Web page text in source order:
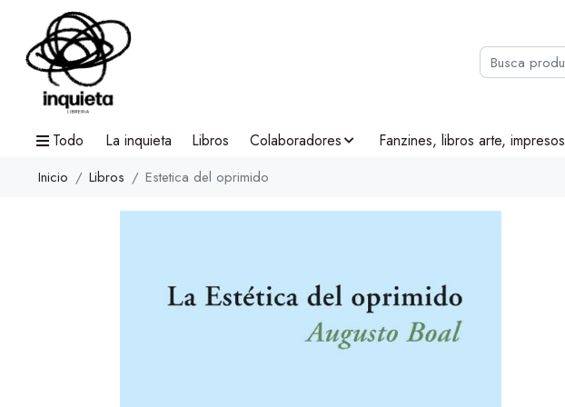
Todo La inquieta Libros Colaboradores Fanzines, libros arte, impresos
Inicio Libros Estetica del oprimido